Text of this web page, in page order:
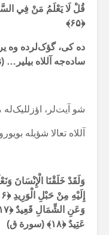
قُلْ لَا يَعْلَمُ مَنْ فِي
﴿۶۵﴾
دە کی، گؤک‌لردە وە
سادەجە آللاە بیلیر…
شو آیت‌لر، اؤزللیک‌لە
آللاە تعالا شؤیلە
وَلَقَدْ خَلَقْنَا الْإِنْسَانَ
إِلَيْهِ مِنْ حَبْلِ الْوَرِيدِ
عَتِيدٌ ﴿۱۸﴾ (سورة ق)